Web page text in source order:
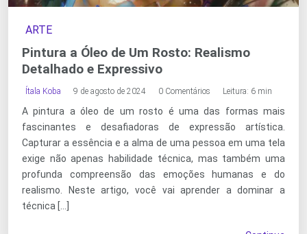
ARTE
Pintura a Óleo de Um Rosto: Realismo
Detalhado e Expressivo
Ítala Koba 9 de agosto de 2024 0 Comentários Leitura: 6 min
A pintura a óleo de um rosto é uma das formas mais
fascinantes e desafiadoras de expressão artística.
Capturar a essência e a alma de uma pessoa em uma tela
exige não apenas habilidade técnica, mas também uma
profunda compreensão das emoções humanas e do
realismo. Neste artigo, você vai aprender a dominar a
técnica […]